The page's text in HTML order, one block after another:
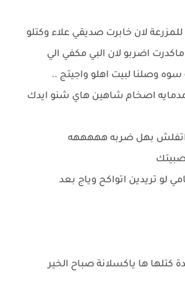
لان خابرت صديقي علاء وكتلو
اضربو لان البي مكفي الي
وصلنا لبيت اهلو واجيتج ..
اصخام شاهين هاي شنو ايدك
اتفلش بهل ضربه هههههه
لو تريدين اتواكح وياج بعد
ها ياكسلانة صباح الخير